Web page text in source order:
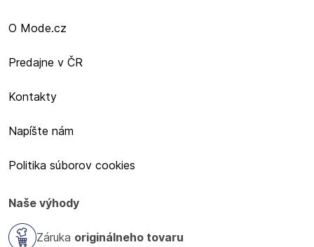
O Mode.cz
Predajne v ČR
Kontakty
Napíšte nám
Politika súborov cookies
Naše výhody
Záruka originálneho tovaru